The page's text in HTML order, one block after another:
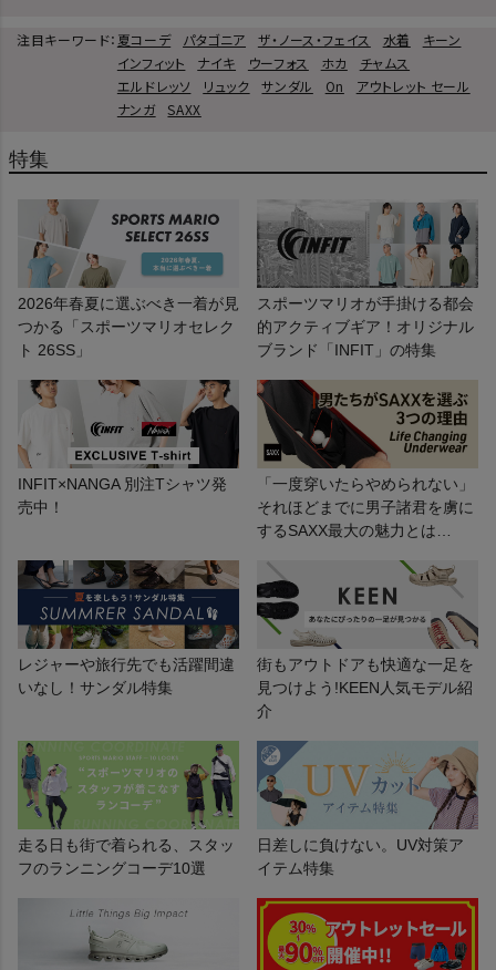
注目キーワード： 夏コーデ パタゴニア ザ・ノース・フェイス 水着
キーン
インフィット
ナイキ ウーフォス ホカ
チャムス
エルドレッソ
リュック サンダル On
アウトレット セール
ナンガ
SAXX
特集
2026年春夏に選ぶべき一着が見
つかる「スポーツマリオセレク
ト 26SS」
スポーツマリオが手掛ける都会
的アクティブギア！オリジナル
ブランド「INFIT」の特集
INFIT×NANGA 別注Tシャツ発
売中！
「一度穿いたらやめられない」
それほどまでに男子諸君を虜に
するSAXX最大の魅力とは…
レジャーや旅行先でも活躍間違
いなし！サンダル特集
街もアウトドアも快適な一足を
見つけよう!KEEN人気モデル紹
介
走る日も街で着られる、スタッ
フのランニングコーデ10選
日差しに負けない。UV対策ア
イテム特集